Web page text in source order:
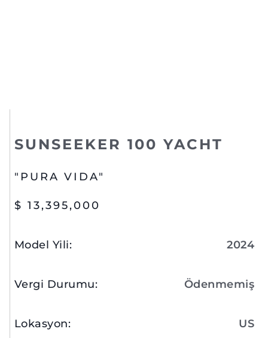
SUNSEEKER 100 YACHT
"PURA VIDA"
$ 13,395,000
Model Yili: 2024
Vergi Durumu: Ödenmemiş
Lokasyon: US